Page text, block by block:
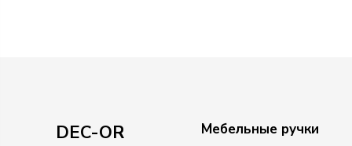
DEC-OR
Мебельные ручки